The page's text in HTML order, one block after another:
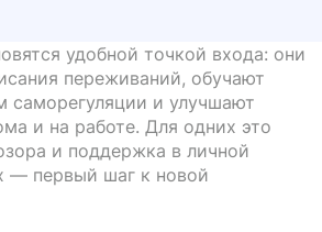
удобной точкой входа: они
переживаний, обучают
саморегуляции и улучшают
и на работе. Для одних это
и поддержка в личной
— первый шаг к новой